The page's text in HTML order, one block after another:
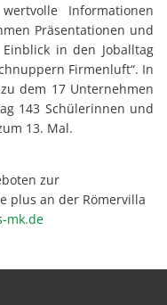
Informationen
Präsentationen und
in den Joballtag
Firmenluft“. In
dem 17 Unternehmen
143 Schülerinnen und
13. Mal.
zur
plus an der Römervilla
mk.de